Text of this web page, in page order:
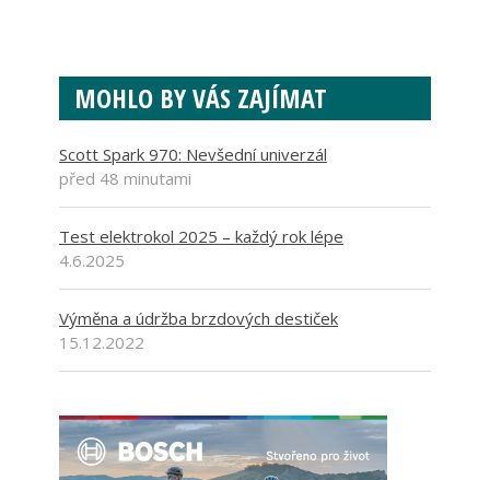
MOHLO BY VÁS ZAJÍMAT
Scott Spark 970: Nevšední univerzál
před 48 minutami
Test elektrokol 2025 – každý rok lépe
4.6.2025
Výměna a údržba brzdových destiček
15.12.2022